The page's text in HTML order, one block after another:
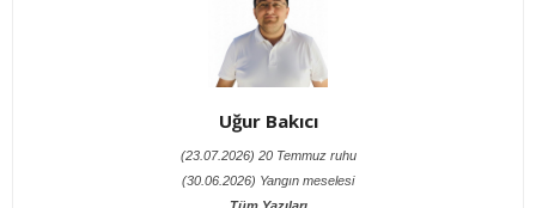
Uğur Bakıcı
(23.07.2026) 20 Temmuz ruhu
(30.06.2026) Yangın meselesi